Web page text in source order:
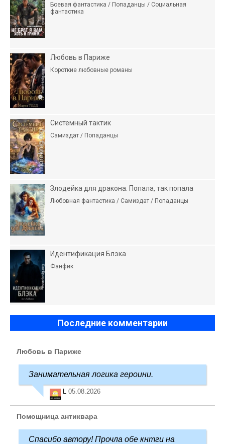
Боевая фантастика / Попаданцы / Социальная
фантастика
Любовь в Париже
Короткие любовные романы
Системный тактик
Самиздат / Попаданцы
Злодейка для дракона. Попала, так попала
Любовная фантастика / Самиздат / Попаданцы
Идентификация Блэка
Фанфик
Последние комментарии
Любовь в Париже
Занимательная логика героини.
05.08.2026
Помощница антиквара
Спасибо автору! Прочла обе кнтги на